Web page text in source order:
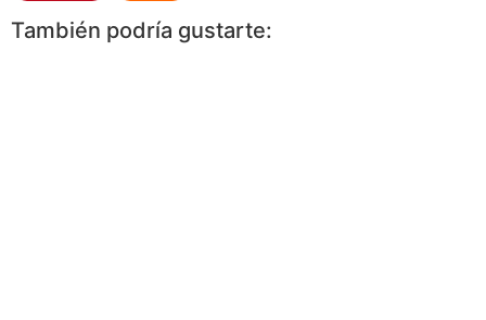
También podría gustarte: